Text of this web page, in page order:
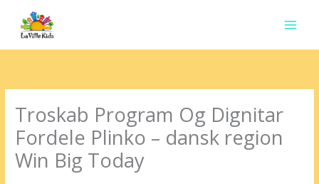
conteúdo
Troskab Program Og Dignitar
Fordele Plinko – dansk region
Win Big Today